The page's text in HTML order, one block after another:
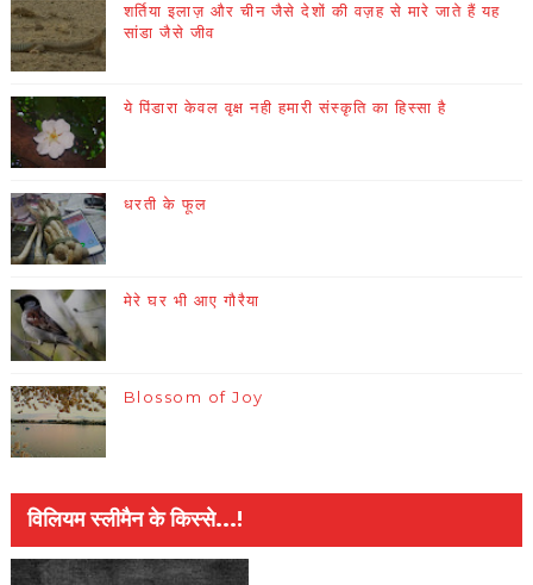
शर्तिया इलाज़ और चीन जैसे देशों की वज़ह से मारे जाते हैं यह
सांडा जैसे जीव
ये पिंडारा केवल वृक्ष नही हमारी संस्कृति का हिस्सा है
धरती के फूल
मेरे घर भी आए गौरैया
Blossom of Joy
विलियम स्लीमैन के किस्से...!